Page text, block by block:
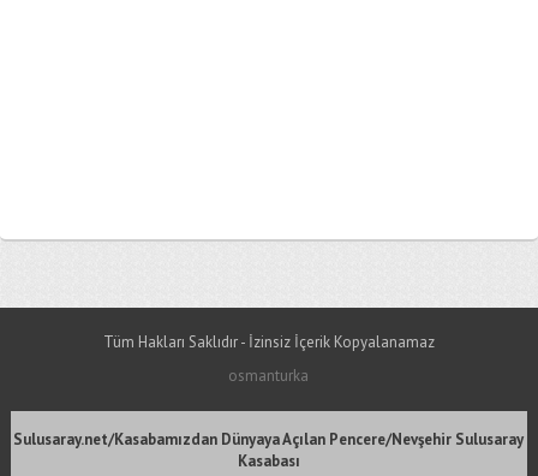
Tüm Hakları Saklıdır - İzinsiz İçerik Kopyalanamaz
osmanturka
Sulusaray.net/Kasabamızdan Dünyaya Açılan Pencere/Nevşehir Sulusaray
Kasabası